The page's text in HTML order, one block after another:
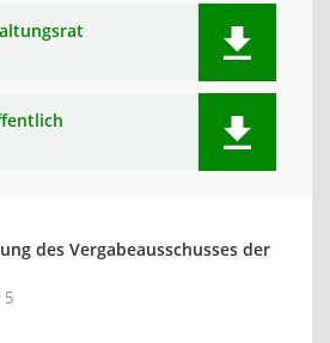
des Vergabeausschusses der
5